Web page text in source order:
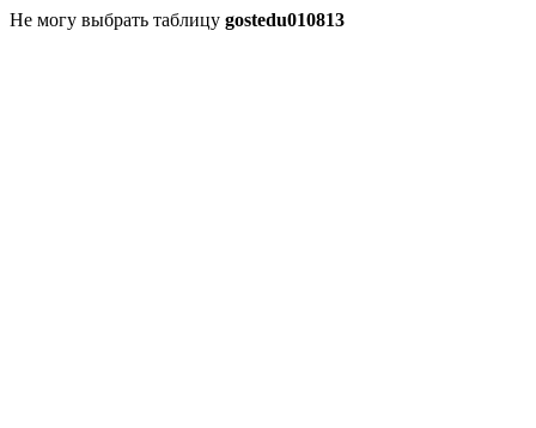
Не могу выбрать таблицу gostedu010813